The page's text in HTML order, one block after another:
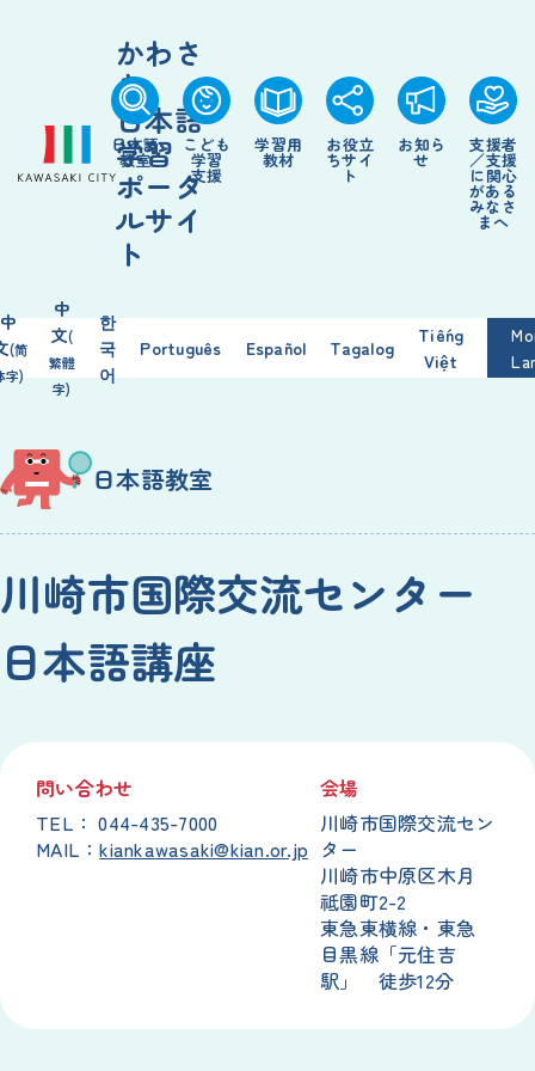
かわさ
き
日本語
学習
ポータ
ルサイ
ト
日本語
教室
こども
学習
支援
学習用
教材
お役立
ちサイ
ト
お知ら
せ
支援者
／支援
に関心
がある
みなさ
まへ
中
(简
字)
中
文(
繁體
字)
한
국
어
Português Español Tagalog
Tiếng
Việt
日本語教室
川崎市国際交流センター
日本語講座
問い合わせ
TEL： 044-435-7000
MAIL：kiankawasaki@kian.or.jp
会場
川崎市国際交流セン
ター
川崎市中原区木月
祗園町2-2
東急東横線 ・ 東急
目黒線「元住吉
駅」 徒歩12分